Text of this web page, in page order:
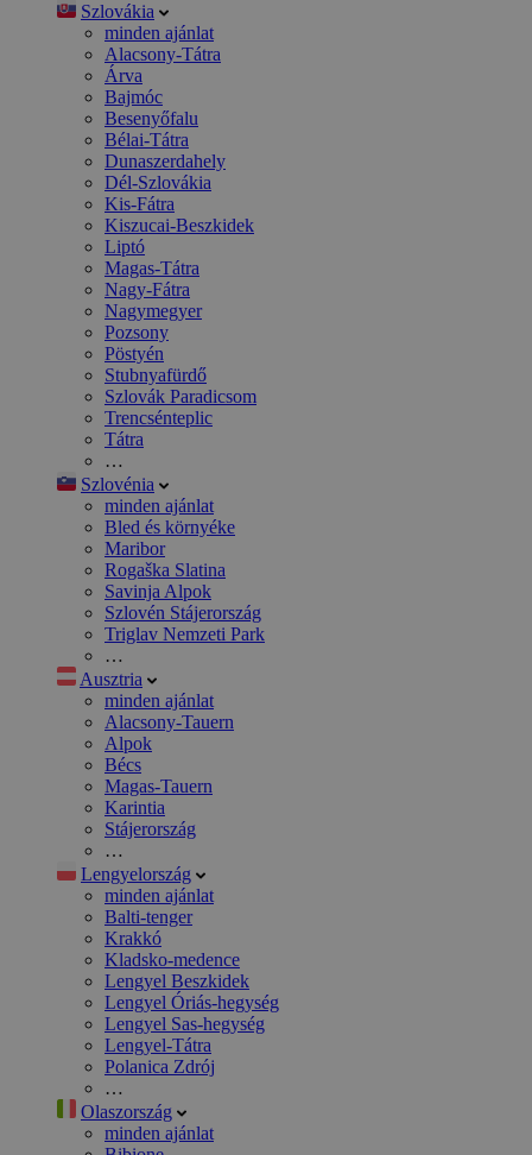
Szlovákia
minden ajánlat
Alacsony-Tátra
Árva
Bajmóc
Besenyőfalu
Bélai-Tátra
Dunaszerdahely
Dél-Szlovákia
Kis-Fátra
Kiszucai-Beszkidek
Liptó
Magas-Tátra
Nagy-Fátra
Nagymegyer
Pozsony
Pöstyén
Stubnyafürdő
Szlovák Paradicsom
Trencsénteplic
Tátra
…
Szlovénia
minden ajánlat
Bled és környéke
Maribor
Rogaška Slatina
Savinja Alpok
Szlovén Stájerország
Triglav Nemzeti Park
…
Ausztria
minden ajánlat
Alacsony-Tauern
Alpok
Bécs
Magas-Tauern
Karintia
Stájerország
…
Lengyelország
minden ajánlat
Balti-tenger
Krakkó
Kladsko-medence
Lengyel Beszkidek
Lengyel Óriás-hegység
Lengyel Sas-hegység
Lengyel-Tátra
Polanica Zdrój
…
Olaszország
minden ajánlat